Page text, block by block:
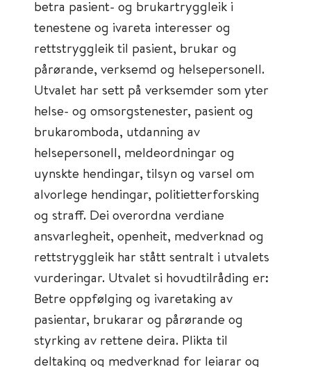
betra pasient- og brukartryggleik i
tenestene og ivareta interesser og
rettstryggleik til pasient, brukar og
pårørande, verksemd og helsepersonell.
Utvalet har sett på verksemder som yter
helse- og omsorgstenester, pasient og
brukaromboda, utdanning av
helsepersonell, meldeordningar og
uynskte hendingar, tilsyn og varsel om
alvorlege hendingar, politietterforsking
og straff. Dei overordna verdiane
ansvarlegheit, openheit, medverknad og
rettstryggleik har stått sentralt i utvalets
vurderingar. Utvalet si hovudtilråding er:
Betre oppfølging og ivaretaking av
pasientar, brukarar og pårørande og
styrking av rettene deira. Plikta til
deltaking og medverknad for leiarar og